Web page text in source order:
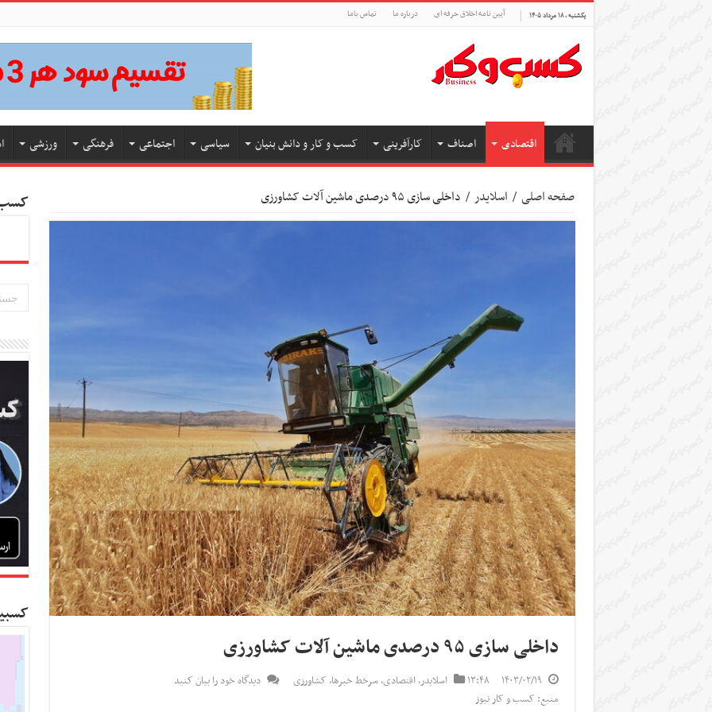
یکشنبه , ۱۸ مرداد ۱۴۰۵ آیین نامه اخلاق حرفه ای درباره ما تماس باما
اقتصادی اصناف کارآفرینی کسب و کار و دانش بنیان سیاسی اجتماعی فرهنگی ورزشی
صفحه اصلی / اسلایدر / داخلی سازی ۹۵ درصدی ماشین آلات کشاورزی
داخلی سازی ۹۵ درصدی ماشین آلات کشاورزی
۱۴۰۳/۰۲/۱۹ ۱۳:۴۸ اسلایدر,اقتصادی,سرخط خبرها, کشاورزی
دیدگاه خود را بیان کنید
منبع: کسب و کار نیوز
کسب